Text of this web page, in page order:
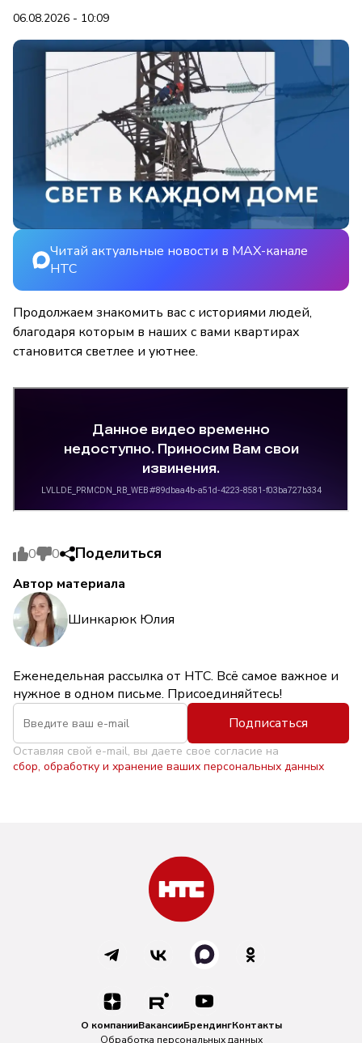
06.08.2026 - 10:09
Читай актуальные новости в MAX-канале
НТС
Продолжаем знакомить вас с историями людей,
благодаря которым в наших с вами квартирах
становится светлее и уютнее.
0 0 Поделиться
Автор материала
Шинкарюк Юлия
Еженедельная рассылка от НТС. Всё самое важное и
нужное в одном письме. Присоединяйтесь!
Подписаться
Оставляя свой e-mail, вы даете свое согласие на
сбор, обработку и хранение ваших персональных данных
О компанииВакансииБрендингКонтакты
Обработка персональных данных